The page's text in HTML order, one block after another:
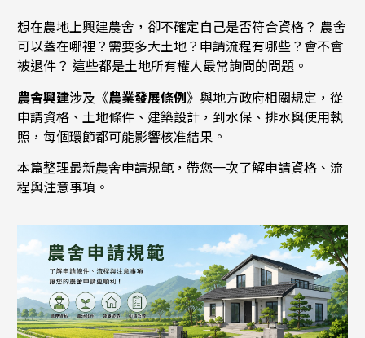
想在農地上興建農舍，卻不確定自己是否符合資格？ 農舍
可以蓋在哪裡？需要多大土地？申請流程有哪些？會不會
被退件？ 這些都是土地所有權人最常詢問的問題。
農舍興建涉及《農業發展條例》與地方政府相關規定，從
申請資格、土地條件、建築設計，到水保、排水與使用執
照，每個環節都可能影響核准結果。
本篇整理最新農舍申請規範，帶您一次了解申請資格、流
程與注意事項。